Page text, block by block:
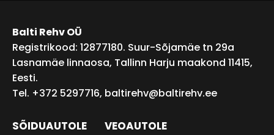
Balti Rehv OÜ
Registrikood: 12877180. Suur-Sõjamäe tn 29a
Lasnamäe linnaosa, Tallinn Harju maakond 11415,
Eesti.
Tel. +372 5297716, baltirehv@baltirehv.ee
SÕIDUAUTOLE
VEOAUTOLE